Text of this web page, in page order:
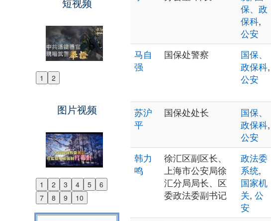
1 2
Previous
图片视频
1 2 3 4 5
6
7
8 9 10
Previous
Next
保、政
保科,
公安
马自
强
国保处警察
国保、
政保科,
公安
苏沪
平
国保处处长
国保、
政保科,
公安
韩力
鸣
徐汇区副区长、
上海市公安局徐
汇分局局长、区
委政法委副书记
政法委
系统,
国家机
关, 公
安